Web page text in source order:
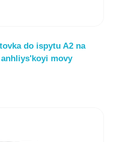
do ispytu A2 na
movy